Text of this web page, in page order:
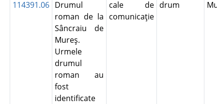
114391.06 Drumul
roman de la
Sâncraiu de
Mureş.
Urmele
drumul
roman au
fost
identificate
cale de
comunicaţie
drum